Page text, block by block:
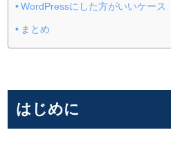
WordPressにした方がいいケース
まとめ
はじめに